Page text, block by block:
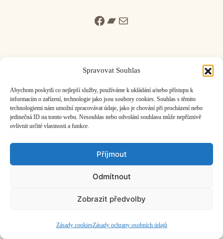
Spravovat Souhlas
Abychom poskytli co nejlepší služby, používáme k ukládání a/nebo přístupu k
informacím o zařízení, technologie jako jsou soubory cookies. Souhlas s těmito
technologiemi nám umožní zpracovávat údaje, jako je chování při procházení nebo
jedinečná ID na tomto webu. Nesouhlas nebo odvolání souhlasu může nepříznivě
ovlivnit určité vlastnosti a funkce.
Příjmout
Odmítnout
Zobrazit předvolby
Zásady cookiesZásady ochrany osobních údajů
Facebook
Bandcamp
Mail
ČASOPIS O JINÉ HUDBĚ | vydáváHudební informační středisko
založeno 2001 | Kontaktujte nás:info@hisvoice.cz
©2026 HISvoice – design a adminAtelier Dokument